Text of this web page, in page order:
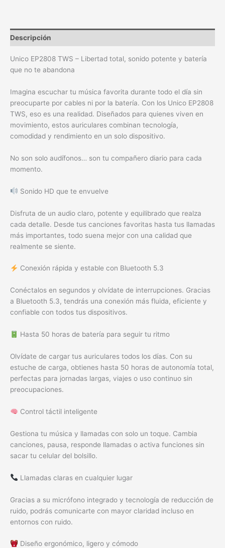
Descripción
Unico EP2808 TWS – Libertad total, sonido potente y batería
que no te abandona
Imagina escuchar tu música favorita durante todo el día sin
preocuparte por cables ni por la batería. Con los Unico EP2808
TWS, eso es una realidad. Diseñados para quienes viven en
movimiento, estos auriculares combinan tecnología,
comodidad y rendimiento en un solo dispositivo.
No son solo audífonos… son tu compañero diario para cada
momento.
Sonido HD que te envuelve
Disfruta de un audio claro, potente y equilibrado que realza
cada detalle. Desde tus canciones favoritas hasta tus llamadas
más importantes, todo suena mejor con una calidad que
realmente se siente.
Conexión rápida y estable con Bluetooth 5.3
Conéctalos en segundos y olvídate de interrupciones. Gracias
a Bluetooth 5.3, tendrás una conexión más fluida, eficiente y
confiable con todos tus dispositivos.
Hasta 50 horas de batería para seguir tu ritmo
Olvídate de cargar tus auriculares todos los días. Con su
estuche de carga, obtienes hasta 50 horas de autonomía total,
perfectas para jornadas largas, viajes o uso continuo sin
preocupaciones.
Control táctil inteligente
Gestiona tu música y llamadas con solo un toque. Cambia
canciones, pausa, responde llamadas o activa funciones sin
sacar tu celular del bolsillo.
Llamadas claras en cualquier lugar
Gracias a su micrófono integrado y tecnología de reducción de
ruido, podrás comunicarte con mayor claridad incluso en
entornos con ruido.
Diseño ergonómico, ligero y cómodo